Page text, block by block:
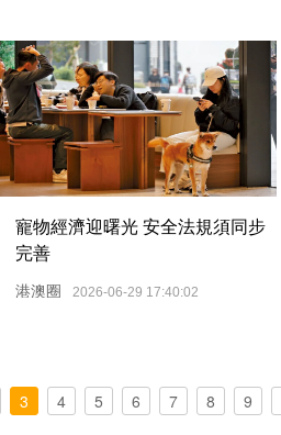
寵物經濟迎曙光 安全法規須同步
完善
港澳圈 2026-06-29 17:40:02
3 4 5 6 7 8 9